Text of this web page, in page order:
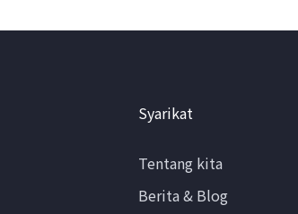
Syarikat
Tentang kita
Berita & Blog